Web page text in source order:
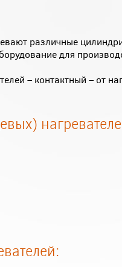
различные
для
– контактный – от